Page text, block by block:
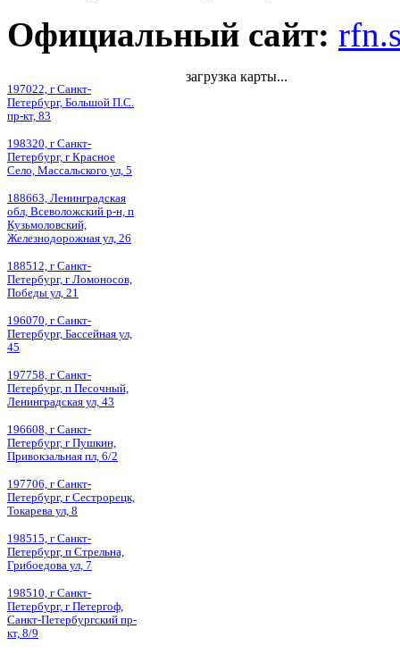
Официальный сайт:
197022, г Санкт-
Петербург, Большой П.С.
пр-кт, 83
198320, г Санкт-
Петербург, г Красное
Село, Массальского ул, 5
188663, Ленинградская
обл, Всеволожский р-н, п
Кузьмоловский,
Железнодорожная ул, 26
188512, г Санкт-
Петербург, г Ломоносов,
Победы ул, 21
196070, г Санкт-
Петербург, Бассейная ул,
45
197758, г Санкт-
Петербург, п Песочный,
Ленинградская ул, 43
196608, г Санкт-
Петербург, г Пушкин,
Привокзальная пл, 6/2
197706, г Санкт-
Петербург, г Сестрорецк,
Токарева ул, 8
198515, г Санкт-
Петербург, п Стрельна,
Грибоедова ул, 7
198510, г Санкт-
Петербург, г Петергоф,
Санкт-Петербургский пр-
кт, 8/9
загрузка карты...